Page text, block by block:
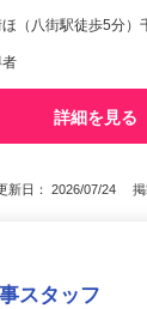
（八街駅徒歩5分）
詳細を見る
新日： 2026/07/24 掲
スタッフ